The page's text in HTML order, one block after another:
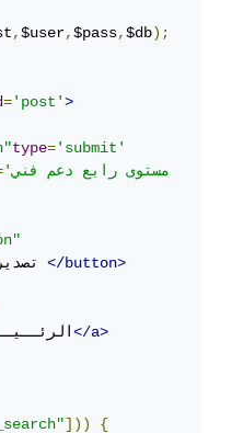
,$user,$pass,$db);
='post'>
type='submit'
='مستوى رابع دعم فني
تصدير </button>
</a>
]))
{